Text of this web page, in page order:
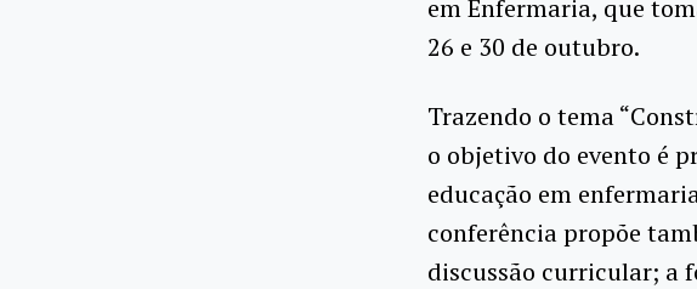
em Enfermaria, que
26 e 30 de outubro.
Trazendo o tema
o objetivo do evento é
educação em
conferência propõe
discussão curricular; a